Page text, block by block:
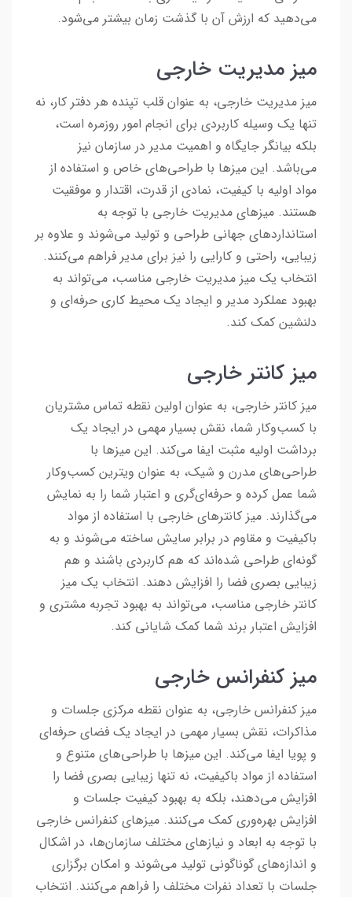
می‌دهید که ارزش آن با گذشت زمان بیشتر می‌شود.
میز مدیریت خارجی
میز مدیریت خارجی، به عنوان قلب تپنده هر دفتر کار، نه
تنها یک وسیله کاربردی برای انجام امور روزمره است،
بلکه بیانگر جایگاه و اهمیت مدیر در سازمان نیز
می‌باشد. این میزها با طراحی‌های خاص و استفاده از
مواد اولیه با کیفیت، نمادی از قدرت، اقتدار و موفقیت
هستند. میزهای مدیریت خارجی با توجه به
استانداردهای جهانی طراحی و تولید می‌شوند و علاوه بر
زیبایی، راحتی و کارایی را نیز برای مدیر فراهم می‌کنند.
انتخاب یک میز مدیریت خارجی مناسب، می‌تواند به
بهبود عملکرد مدیر و ایجاد یک محیط کاری حرفه‌ای و
دلنشین کمک کند.
میز کانتر خارجی
میز کانتر خارجی، به عنوان اولین نقطه تماس مشتریان
با کسب‌وکار شما، نقش بسیار مهمی در ایجاد یک
برداشت اولیه مثبت ایفا می‌کند. این میزها با
طراحی‌های مدرن و شیک، به عنوان ویترین کسب‌وکار
شما عمل کرده و حرفه‌ای‌گری و اعتبار شما را به نمایش
می‌گذارند. میز کانترهای خارجی با استفاده از مواد
باکیفیت و مقاوم در برابر سایش ساخته می‌شوند و به
گونه‌ای طراحی شده‌اند که هم کاربردی باشند و هم
زیبایی بصری فضا را افزایش دهند. انتخاب یک میز
کانتر خارجی مناسب، می‌تواند به بهبود تجربه مشتری و
افزایش اعتبار برند شما کمک شایانی کند.
میز کنفرانس خارجی
میز کنفرانس خارجی، به عنوان نقطه مرکزی جلسات و
مذاکرات، نقش بسیار مهمی در ایجاد یک فضای حرفه‌ای
و پویا ایفا می‌کند. این میزها با طراحی‌های متنوع و
استفاده از مواد باکیفیت، نه تنها زیبایی بصری فضا را
افزایش می‌دهند، بلکه به بهبود کیفیت جلسات و
افزایش بهره‌وری کمک می‌کنند. میزهای کنفرانس خارجی
با توجه به ابعاد و نیازهای مختلف سازمان‌ها، در اشکال
و اندازه‌های گوناگونی تولید می‌شوند و امکان برگزاری
جلسات با تعداد نفرات مختلف را فراهم می‌کنند. انتخاب